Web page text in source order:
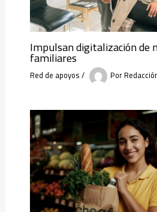
Impulsan digitalización de
familiares
Red de apoyos/ Por